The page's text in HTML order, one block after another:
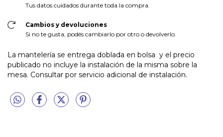
Tus datos cuidados durante toda la compra.
Cambios y devoluciones
Si no te gusta, podés cambiarlo por otro o devolverlo.
La mantelería se entrega doblada en bolsa y el precio
publicado no incluye la instalación de la misma sobre la
mesa. Consultar por servicio adicional de instalación.